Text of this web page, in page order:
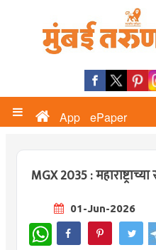
App ePaper
MGX 2035 :
01-Jun-2026
WhatsApp